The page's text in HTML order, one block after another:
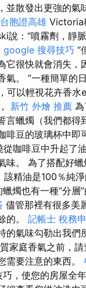
並散發出更強的氣
台胞證高雄 Victoria
說：“噴霧劑，靜
google 搜尋技巧 “
它很快就會消失，
氣。 ”一種簡單的
可以輕視花卉香水
新竹 外燴 推薦
言蠟燭（我們都得
啡豆的玻璃杯中即
從咖啡豆中升起了
味。 為了搭配好
該精油是100％純
燭也有一種“分層
儘管那裡有很多美
的。 記帳士 稅務
的氣味勾勒出我們
家庭香氣之前，
需要注意的東西。
，使您的房屋全